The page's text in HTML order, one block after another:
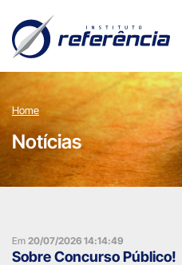
Home
Notícias
Em 20/07/2026 14:14:49
Sobre Concurso Público!